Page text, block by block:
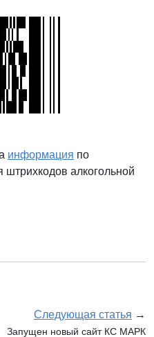
информация по
штрихкодов алкогольной
Следующая статья →
Запущен новый сайт КС МАРК